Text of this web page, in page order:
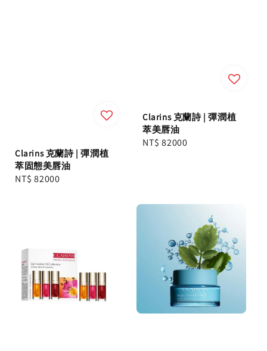
Clarins 克蘭詩 | 彈潤植
萃固態美唇油
Regular
NT$ 82000
Clarins 克蘭詩 | 彈潤植
萃美唇油
Regular
NT$ 82000